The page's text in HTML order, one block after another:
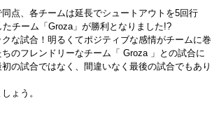
点、各チームは延長でシュートアウトを5回行
チーム「Groza」が勝利となりました!?
な試合！明るくてポジティブな感情がチームに巻
のフレンドリーなチーム「 Groza 」との試合に
の試合ではなく、間違いなく最後の試合でもあり
ょう。